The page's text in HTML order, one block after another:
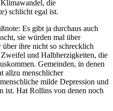
Klimawandel, die
schlicht egal ist.
Es gibt ja durchaus auch
sie würden mal über
über ihre nicht so schrecklich
und Halbherzigkeiten, die
Gemeinden, in denen
allzu menschlicher
milde Depression und
ist. Hat Rollins von denen noch